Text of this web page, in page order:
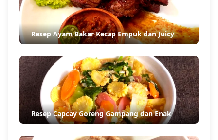
Resep Ayam Bakar Kecap Empuk dan Juicy
Resep Capcay Goreng Gampang dan Enak